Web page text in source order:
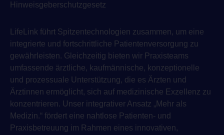
Hinweisgeberschutzgesetz
LifeLink führt Spitzentechnologien zusammen, um eine
integrierte und fortschrittliche Patientenversorgung zu
gewährleisten. Gleichzeitig bieten wir Praxisteams
umfassende ärztliche, kaufmännische, konzeptionelle
und prozessuale Unterstützung, die es Ärzten und
Ärztinnen ermöglicht, sich auf medizinische Exzellenz zu
konzentrieren. Unser integrativer Ansatz „Mehr als
Medizin.“ fördert eine nahtlose Patienten- und
Praxisbetreuung im Rahmen eines innovativen,